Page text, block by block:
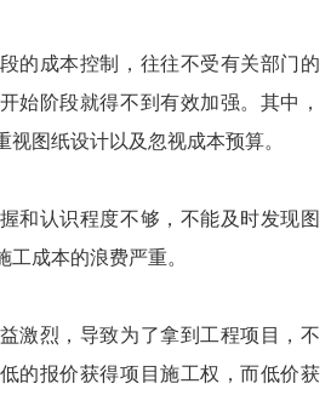
的成本控制，往往不受有关部门的
始阶段就得不到有效加强。其中，
图纸设计以及忽视成本预算。
和认识程度不够，不能及时发现图
成本的浪费严重。
激烈，导致为了拿到工程项目，不
的报价获得项目施工权，而低价获